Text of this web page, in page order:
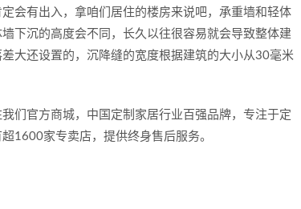
有出入，拿咱们居住的楼房来说吧，承重墙和轻体
下沉的高度会不同，长久以往很容易就会导致整体建
大还设置的，沉降缝的宽度根据建筑的大小从30毫米
官方商城，中国定制家居行业百强品牌，专注于定
1600家专卖店，提供终身售后服务。